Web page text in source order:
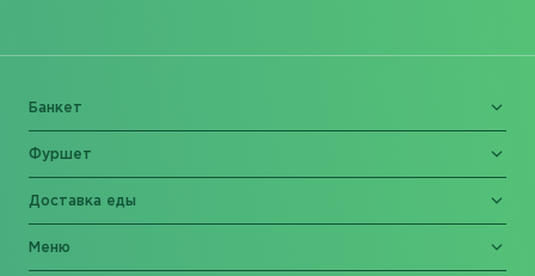
Банкет
Фуршет
Доставка еды
Меню